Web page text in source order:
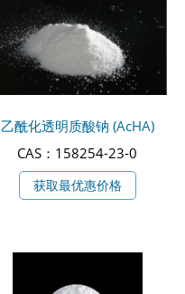
乙酰化透明质酸钠 (AcHA)
CAS：158254-23-0
获取最优惠价格